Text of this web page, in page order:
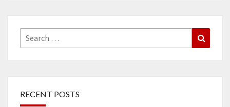
Search
for:
RECENT POSTS